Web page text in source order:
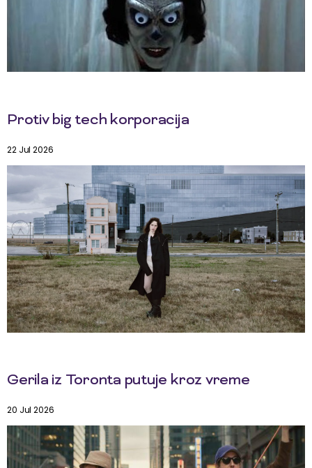
Protiv big tech korporacija
22 Jul 2026
Gerila iz Toronta putuje kroz vreme
20 Jul 2026